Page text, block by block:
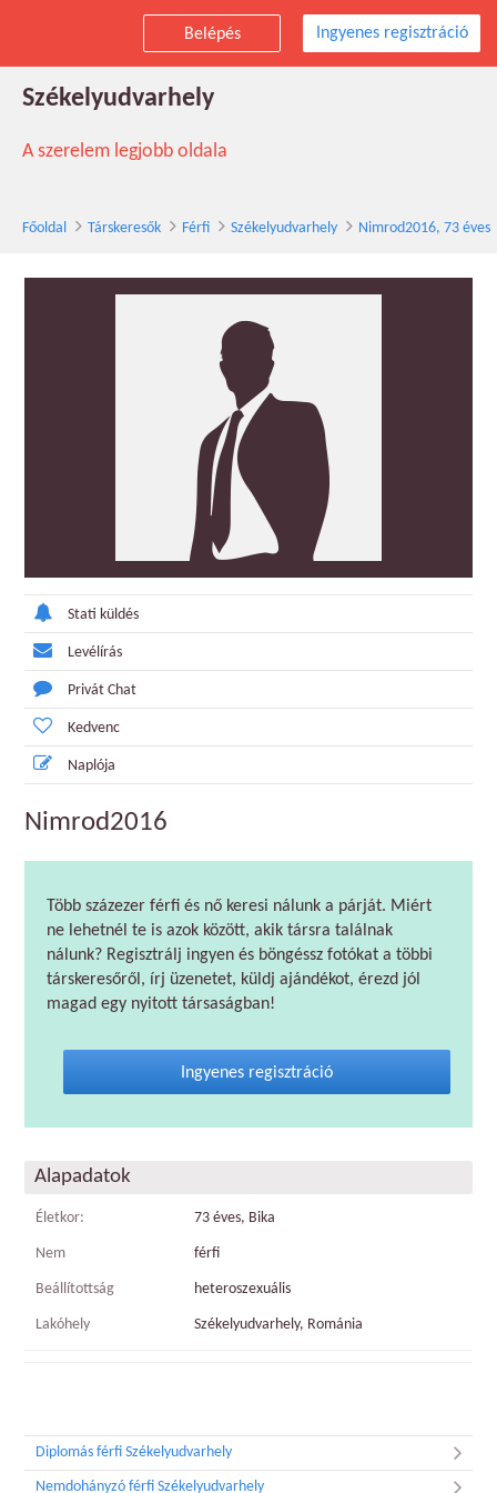
Belépés Ingyenes regisztráció
Nimrod2016 társkereső férfi, 73 éves,
Székelyudvarhely
A szerelem legjobb oldala
Főoldal Társkeresők Férfi Székelyudvarhely Nimrod2016, 73 éves
Stati küldés
Levélírás
Privát Chat
Kedvenc
Naplója
Nimrod2016
Több százezer férfi és nő keresi nálunk a párját. Miért
ne lehetnél te is azok között, akik társra találnak
nálunk? Regisztrálj ingyen és böngéssz fotókat a többi
társkeresőről, írj üzenetet, küldj ajándékot, érezd jól
magad egy nyitott társaságban!
Ingyenes regisztráció
Alapadatok
Életkor: 73 éves, Bika
Nem férfi
Beállítottság heteroszexuális
Lakóhely Székelyudvarhely, Románia
Diplomás férfi Székelyudvarhely
Nemdohányzó férfi Székelyudvarhely